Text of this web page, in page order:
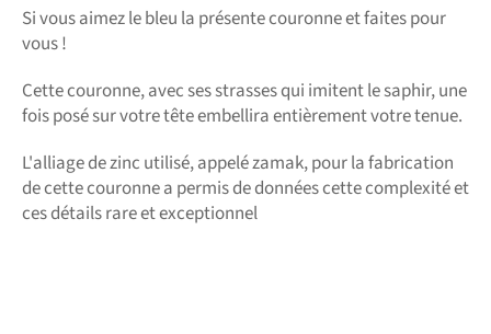
Si vous aimez le bleu la présente couronne et faites pour
vous !
Cette couronne, avec ses strasses qui imitent le saphir, une
fois posé sur votre tête embellira entièrement votre tenue.
L'alliage de zinc utilisé, appelé zamak, pour la fabrication
de cette couronne a permis de données cette complexité et
ces détails rare et exceptionnel